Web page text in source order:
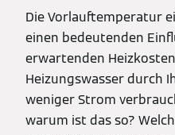
Die Vorlauftemperatur
einen bedeutenden
erwartenden
Heizungswasser durch
weniger Strom
warum ist das so?